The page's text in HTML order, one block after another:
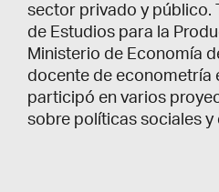
sector privado y público.
de Estudios para la
Ministerio de Economía
docente de econometría
participó en varios
sobre políticas sociales y